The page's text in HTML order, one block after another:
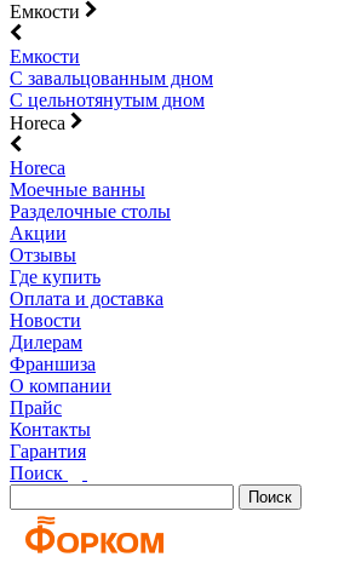
Емкости
Емкости
С завальцованным дном
С цельнотянутым дном
Horeca
Horeca
Моечные ванны
Разделочные столы
Акции
Отзывы
Где купить
Оплата и доставка
Новости
Дилерам
Франшиза
О компании
Прайс
Контакты
Гарантия
Поиск
Поиск